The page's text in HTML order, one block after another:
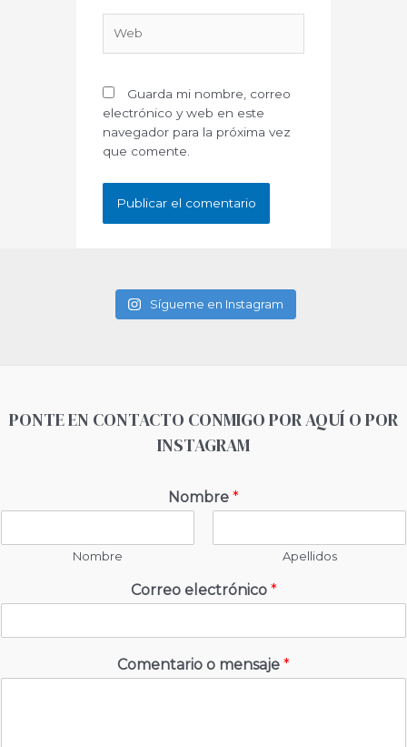
Guarda mi nombre, correo
electrónico y web en este
navegador para la próxima vez
que comente.
Sígueme en Instagram
PONTE EN CONTACTO CONMIGO POR AQUÍ O POR
INSTAGRAM
Nombre *
Nombre Apellidos
Correo electrónico *
Comentario o mensaje *